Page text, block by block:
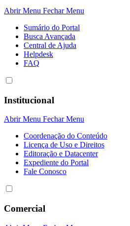
Abrir Menu Fechar Menu
Sumário do Portal
Busca Avançada
Central de Ajuda
Helpdesk
FAQ
Institucional
Abrir Menu Fechar Menu
Coordenação do Conteúdo
Licença de Uso e Direitos
Editoração e Datacenter
Expediente do Portal
Fale Conosco
Comercial